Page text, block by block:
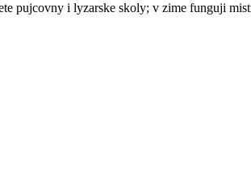
pujcovny i lyzarske skoly; v zime funguji